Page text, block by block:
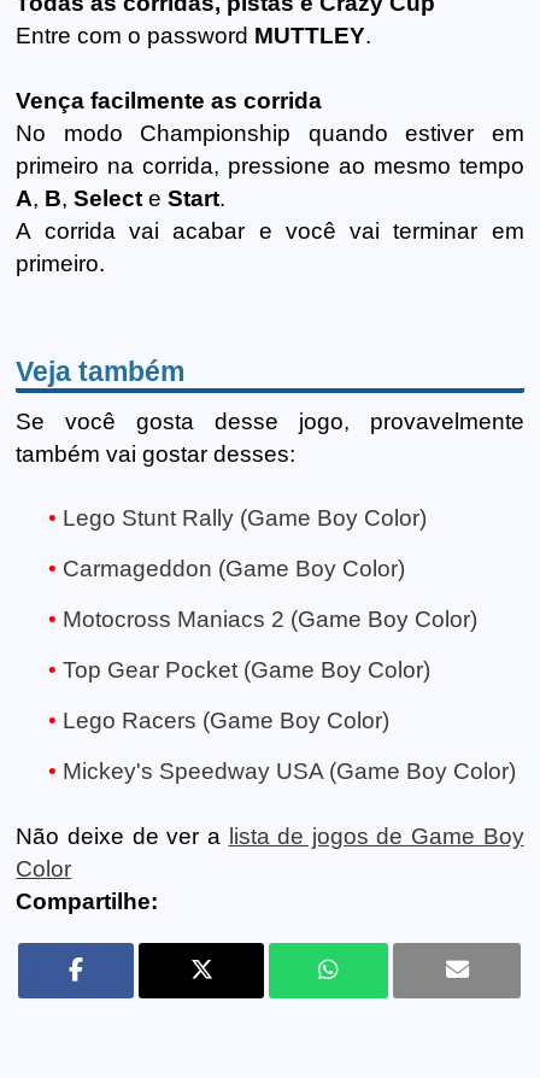
Entre com o password MUTTLEY.
Vença facilmente as corrida
No modo Championship quando estiver em
primeiro na corrida, pressione ao mesmo tempo
A, B,Select eStart.
A corrida vai acabar e você vai terminar em
primeiro.
Veja também
Se você gosta desse jogo, provavelmente
também vai gostar desses:
Lego Stunt Rally (Game Boy Color)
Carmageddon (Game Boy Color)
Motocross Maniacs 2 (Game Boy Color)
Top Gear Pocket (Game Boy Color)
Lego Racers (Game Boy Color)
Mickey's Speedway USA (Game Boy Color)
Não deixe de ver a lista de jogos de Game Boy
Color
Compartilhe: